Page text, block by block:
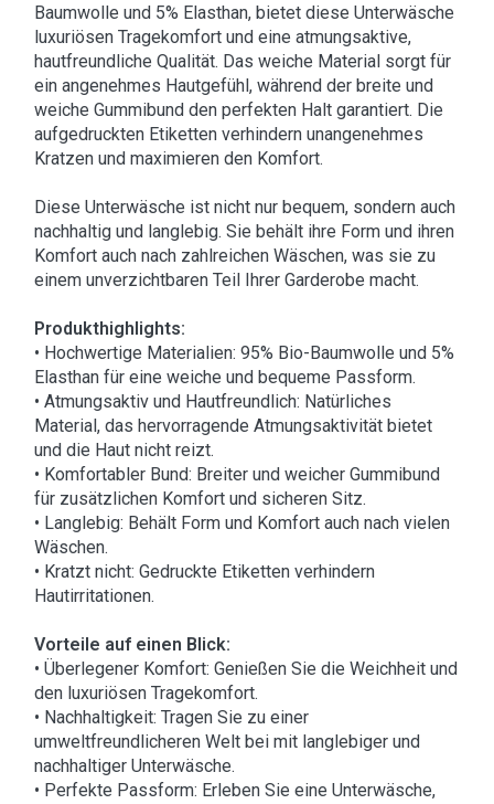
Baumwolle und 5% Elasthan, bietet diese Unterwäsche
luxuriösen Tragekomfort und eine atmungsaktive,
hautfreundliche Qualität. Das weiche Material sorgt für
ein angenehmes Hautgefühl, während der breite und
weiche Gummibund den perfekten Halt garantiert. Die
aufgedruckten Etiketten verhindern unangenehmes
Kratzen und maximieren den Komfort.
Diese Unterwäsche ist nicht nur bequem, sondern auch
nachhaltig und langlebig. Sie behält ihre Form und ihren
Komfort auch nach zahlreichen Wäschen, was sie zu
einem unverzichtbaren Teil Ihrer Garderobe macht.
Produkthighlights:
• Hochwertige Materialien: 95% Bio-Baumwolle und 5%
Elasthan für eine weiche und bequeme Passform.
• Atmungsaktiv und Hautfreundlich: Natürliches
Material, das hervorragende Atmungsaktivität bietet
und die Haut nicht reizt.
• Komfortabler Bund: Breiter und weicher Gummibund
für zusätzlichen Komfort und sicheren Sitz.
• Langlebig: Behält Form und Komfort auch nach vielen
Wäschen.
• Kratzt nicht: Gedruckte Etiketten verhindern
Hautirritationen.
Vorteile auf einen Blick:
• Überlegener Komfort: Genießen Sie die Weichheit und
den luxuriösen Tragekomfort.
• Nachhaltigkeit: Tragen Sie zu einer
umweltfreundlicheren Welt bei mit langlebiger und
nachhaltiger Unterwäsche.
• Perfekte Passform: Erleben Sie eine Unterwäsche,